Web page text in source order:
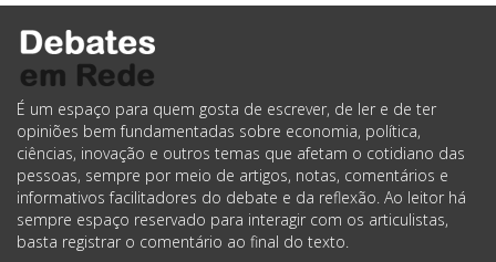
É um espaço para quem gosta de escrever, de ler e de ter
opiniões bem fundamentadas sobre economia, política,
ciências, inovação e outros temas que afetam o cotidiano das
pessoas, sempre por meio de artigos, notas, comentários e
informativos facilitadores do debate e da reflexão. Ao leitor há
sempre espaço reservado para interagir com os articulistas,
basta registrar o comentário ao final do texto.